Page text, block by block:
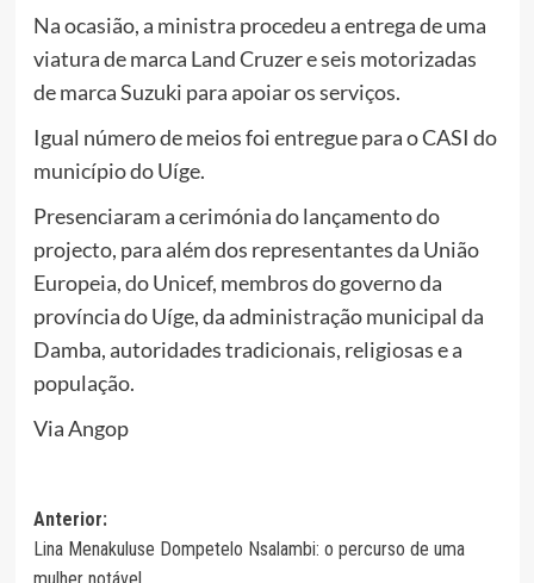
Na ocasião, a ministra procedeu a entrega de uma
viatura de marca Land Cruzer e seis motorizadas
de marca Suzuki para apoiar os serviços.
Igual número de meios foi entregue para o CASI do
município do Uíge.
Presenciaram a cerimónia do lançamento do
projecto, para além dos representantes da União
Europeia, do Unicef, membros do governo da
província do Uíge, da administração municipal da
Damba, autoridades tradicionais, religiosas e a
população.
Via Angop
Navegação
de
Anterior:
Lina Menakuluse Dompetelo Nsalambi: o percurso de uma